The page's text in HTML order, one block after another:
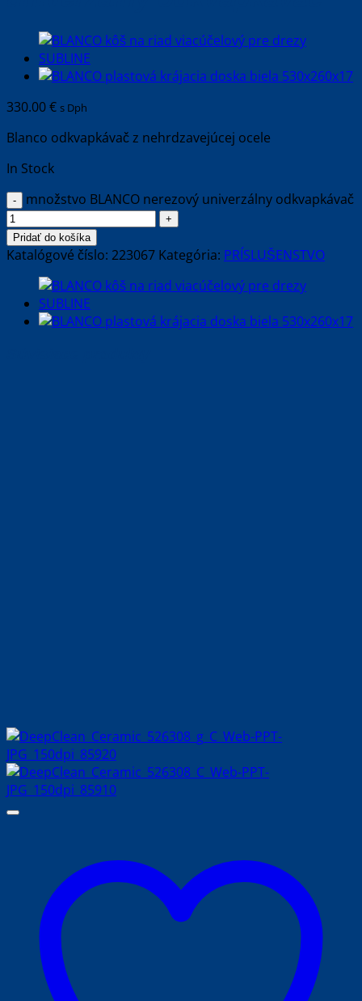
330.00€ s Dph
Blanco odkvapkávač z nehrdzavejúcej ocele
In Stock
množstvo BLANCO nerezový univerzálny odkvapkávač
Pridať do košíka
Katalógové číslo: 223067 Kategória: PRÍSLUŠENSTVO